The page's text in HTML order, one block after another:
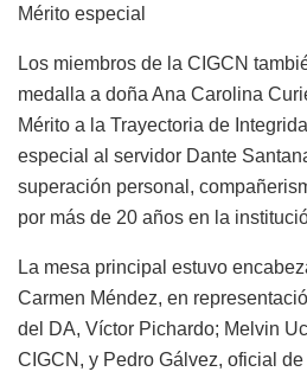
Mérito especial
Los miembros de la CIGCN
medalla a doña Ana Carolina
Mérito a la Trayectoria de
especial al servidor Dante
superación personal,
por más de 20 años en la
La mesa principal estuvo
Carmen Méndez, en
del DA, Víctor Pichardo; Melvin
CIGCN, y Pedro Gálvez, oficial